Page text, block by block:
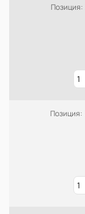
Позиция:
Позиция: